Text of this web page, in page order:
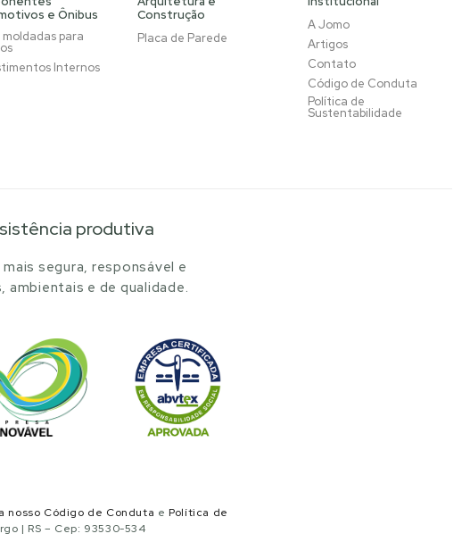
e Ônibus
moldadas para
Internos
Construção
Placa de Parede
A Jomo
Artigos
Contato
Código de Conduta
Política de
Sustentabilidade
produtiva
segura, responsável e
e de qualidade.
nosso Código de Conduta e Política de
| RS – Cep: 93530-534